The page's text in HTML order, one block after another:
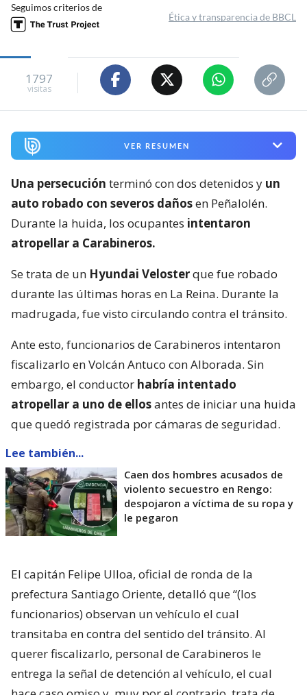
Seguimos criterios de
Ética y transparencia de BBCL
1797
visitas
VER RESUMEN
Una persecución terminó con dos detenidos y un
auto robado con severos dañosen Peñalolén.
Durante la huida, los ocupantes intentaron
atropellar a Carabineros.
Se trata de un Hyundai Velosterque fue robado
durante las últimas horas en La Reina. Durante la
madrugada, fue visto circulando contra el tránsito.
Ante esto, funcionarios de Carabineros intentaron
fiscalizarlo en Volcán Antuco con Alborada. Sin
embargo, el conductor habría intentado
atropellar a uno de ellosantes de iniciar una huida
que quedó registrada por cámaras de seguridad.
Lee también...
Caen dos hombres acusados de
violento secuestro en Rengo:
despojaron a víctima de su ropa y
le pegaron
El capitán Felipe Ulloa, oficial de ronda de la
prefectura Santiago Oriente, detalló que “(los
funcionarios) observan un vehículo el cual
transitaba en contra del sentido del tránsito. Al
querer fiscalizarlo, personal de Carabineros le
entrega la señal de detención al vehículo, el cual